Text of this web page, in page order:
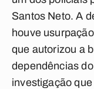
Santos Neto. A
houve
que autorizou a
dependências
investigação